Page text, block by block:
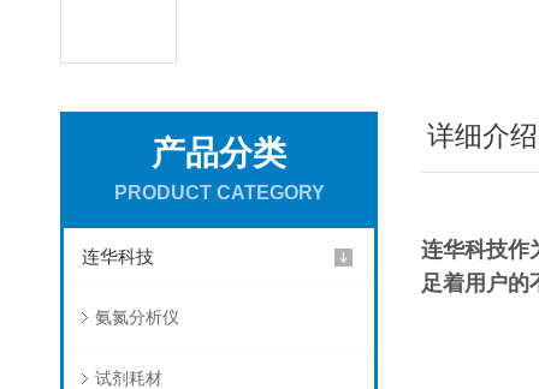
产品分类
PRODUCT CATEGORY
连华科技
氨氮分析仪
试剂耗材
详细介绍
连华科技作
足着用户的